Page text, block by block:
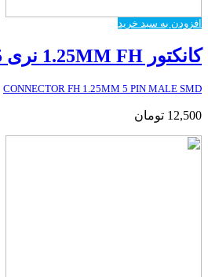
افزودن به سبد خرید
کانکتور 1.25MM FH نری 5 پین SMD
CONNECTOR FH 1.25MM 5 PIN MALE SMD
12,500 تومان